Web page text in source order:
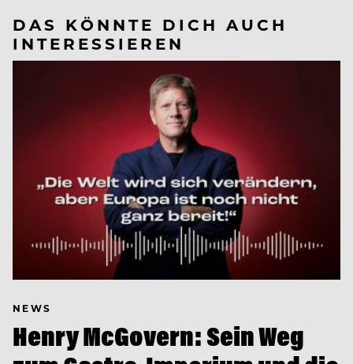
DAS KÖNNTE DICH AUCH
INTERESSIEREN
NEWS
Henry McGovern: Sein Weg